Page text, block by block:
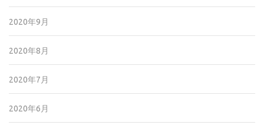
2020年9月
2020年8月
2020年7月
2020年6月